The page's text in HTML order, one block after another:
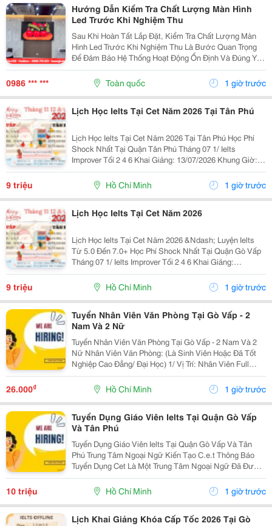
Hướng Dẫn Kiểm Tra Chất Lượng Màn Hình
Led Trước Khi Nghiệm Thu
Sau Khi Hoàn Tất Lắp Đặt, Kiểm Tra Chất Lượng Màn
Hình Led Trước Khi Nghiệm Thu Là Bước Quan Trọng
Để Đảm Bảo Hệ Thống Hoạt Động Ổn Định Và Đúng Yêu
Cầu Kỹ Thuật. Một Số Hạng Mục Cần Kiểm Tra Gồm:
Chất Lượng Hiển Thị, Độ Sáng, Màu Sắc, Độ Đồng
0986 *** *** Toàn quốc 1 giờ trước
Lịch Học Ielts Tại Cet Năm 2026 Tại Tân Phú
Lịch Học Ielts Tại Cet Năm 2026 Tại Tân Phú Học Phí
Shock Nhất Tại Quận Tân Phú Tháng 07 1/ Ielts
Improver Tối 2 4 6 Khai Giảng: 13/07/2026 Khung Giờ:
18:00 Đến 21:00 Học Phí Ưu Đãi 5% Khi Đăng Ký 2/ Ielts
Basic Tối 3 5 7 Khai...
9 triệu Hồ Chí Minh 1 giờ trước
Lịch Học Ielts Tại Cet Năm 2026
Lịch Học Ielts Tại Cet Năm 2026 &Ndash; Luyện Ielts
Từ 5.0 Đến 7.0+ Học Phí Shock Nhất Tại Quận Gò Vấp
Tháng 07 1/ Ielts Improver Tối 2 4 6 Khai Giảng:
13/07/2026 Khung Giờ: 18:00 Đến 21:00 Học Phí Ưu Đãi
5% Khi Đăng Ký 2/ Ielts...
9 triệu Hồ Chí Minh 1 giờ trước
Tuyển Nhân Viên Văn Phòng Tại Gò Vấp - 2
Nam Và 2 Nữ
Tuyển Nhân Viên Văn Phòng Tại Gò Vấp - 2 Nam Và 2
Nữ Nhân Viên Văn Phòng: (Là Sinh Viên Hoặc Đã Tốt
Nghiệp Cao Đẳng/ Đại Học) 1/ Vị Trí: Nhân Viên Full
Time (2 Nam 2 Nữ) Ca Làm: 13:00 Đến 21:00 (1 Tháng
Được Nghỉ Phép 1 Ngày, Và Hưởng Các Ngày...
26.000₫ Hồ Chí Minh 1 giờ trước
Tuyển Dụng Giáo Viên Ielts Tại Quận Gò Vấp
Và Tân Phú
Tuyển Dụng Giáo Viên Ielts Tại Quận Gò Vấp Và Tân
Phú Trung Tâm Ngoại Ngữ Kiến Tạo C.e.t Thông Báo
Tuyển Dụng Cet Là Một Trung Tâm Ngoại Ngữ Đã Được
Thành Lập 16 Năm Chuyên Về Chương Trình Anh Văn
Học Thuật Ielts &Ndash; Toefl Ibt. Trung Tâm...
10 triệu Hồ Chí Minh 1 giờ trước
Lịch Khai Giảng Khóa Cấp Tốc 2026 Tại Gò